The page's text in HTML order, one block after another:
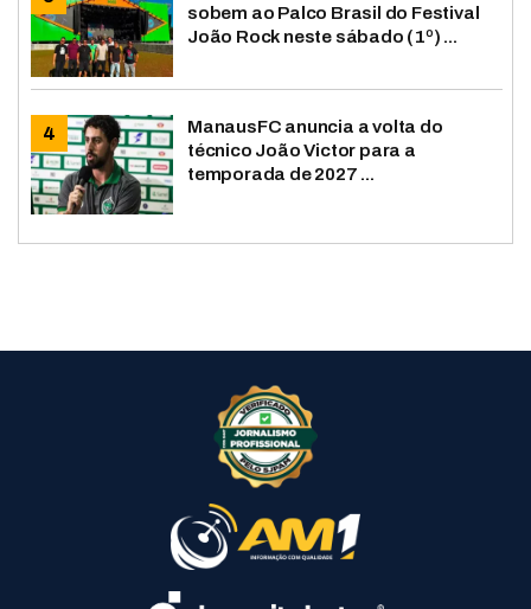
sobem ao Palco Brasil do Festival
João Rock neste sábado (1º) ...
ManausFC anuncia a volta do
técnico João Victor para a
temporada de 2027 ...